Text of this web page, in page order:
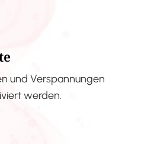
und Verspannungen
werden.